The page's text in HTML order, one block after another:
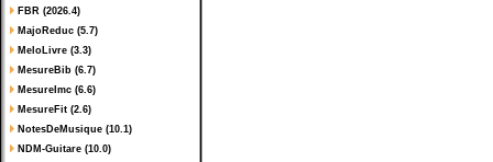
FBR (2026.4)
MajoReduc (5.7)
MeloLivre (3.3)
MesureBib (6.7)
MesureImc (6.6)
MesureFit (2.6)
NotesDeMusique (10.1)
NDM-Guitare (10.0)